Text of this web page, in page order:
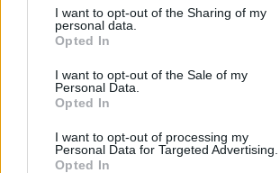
not limited to your visit or usage behaviour.
grant or deny consent to Google and its
use your data for below specified purposes
consent section.
I want to opt-out of the Sharing of my
personal data.
Opted In
I want to opt-out of the Sale of my
Personal Data.
Opted In
I want to opt-out of processing my
Personal Data for Targeted Advertising.
Opted In
24. (sposób zapisu) liczby:
konstrukcje
słowne (np.10-lecie
Sieć słów
wyrażenia powiązane z opisywanym (
odpowiednik żeński: